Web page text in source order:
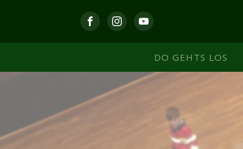
DO GEHTS LOS